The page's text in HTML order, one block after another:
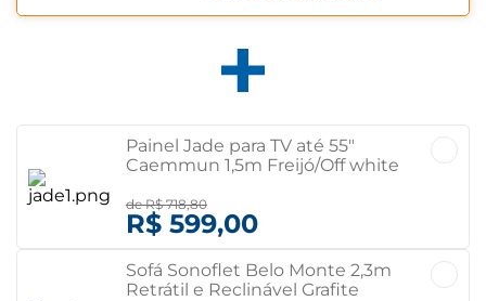
Painel Jade para TV até 55"
Caemmun 1,5m Freijó/Off white
deR$ 718,80
R$ 599,00
Sofá Sonoflet Belo Monte 2,3m
Retrátil e Reclinável Grafite